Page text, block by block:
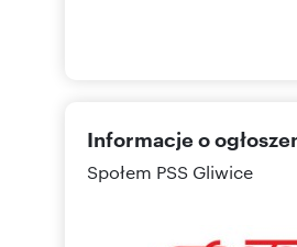
Informacje o
Społem PSS Gliwice